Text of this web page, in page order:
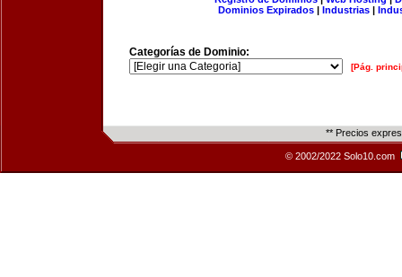
Dominios Expirados | Industrias |
Categorías de Dominio:
[Pág.
** Precios
© 2002/2022 Solo10.com